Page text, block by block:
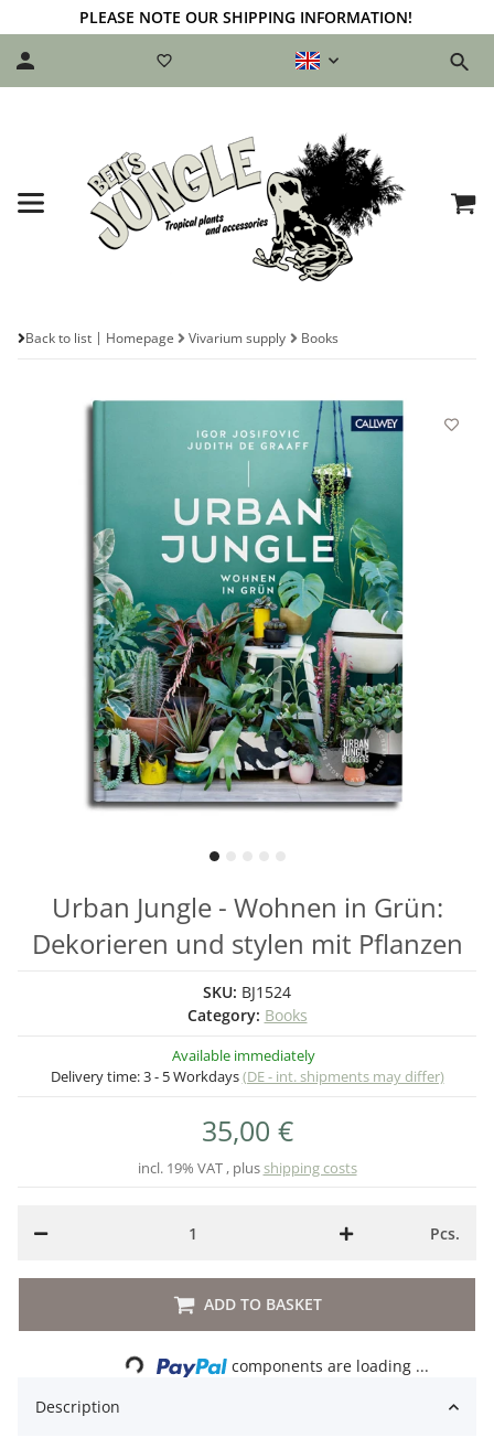
PLEASE NOTE OUR SHIPPING INFORMATION!
Back to list Homepage Vivarium supply Books
Urban Jungle - Wohnen in Grün:
Dekorieren und stylen mit Pflanzen
SKU: BJ1524
Category: Books
Available immediately
Delivery time:3 - 5 Workdays(DE - int. shipments may differ)
35,00 €
incl. 19% VAT , plusshipping costs
Pcs.
ADD TO BASKET
Loading...
components are loading ...
Description